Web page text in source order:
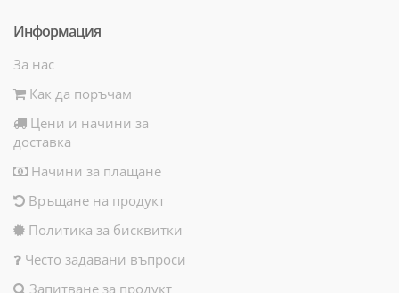
Информация
За нас
Как да поръчам
Цени и начини за
доставка
Начини за плащане
Връщане на продукт
Политика за бисквитки
Често задавани въпроси
Запитване за продукт